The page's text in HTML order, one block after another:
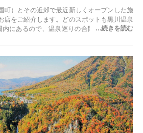
町）とその近郊で最近新しくオープンした施
店をご紹介します。どのスポットも黒川温泉
内にあるので、温泉巡りの合間に気軽に立ち
トランなど、多彩な魅力が満載です。黒川温
チェックしてみてください。